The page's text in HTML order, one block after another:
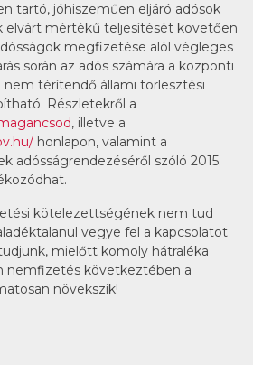
tartó, jóhiszeműen eljáró adósok
elvárt mértékű teljesítését követően
megfizetése alól végleges
során az adós számára a központi
nem térítendő állami törlesztési
Részletekről a
, illetve a
honlapon, valamint a
adósságrendezéséről szóló 2015.
kötelezettségének nem tud
vegye fel a kapcsolatot
mielőtt komoly hátraléka
nemfizetés következtében a
növekszik!